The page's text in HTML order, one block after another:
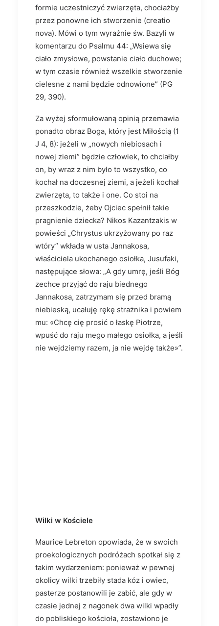
formie uczestniczyć zwierzęta, chociażby
przez ponowne ich stworzenie (creatio
nova). Mówi o tym wyraźnie św. Bazyli w
komentarzu do Psalmu 44: „Wsiewa się
ciało zmysłowe, powstanie ciało duchowe;
w tym czasie również wszelkie stworzenie
cielesne z nami będzie odnowione” (PG
29, 390).
Za wyżej sformułowaną opinią przemawia
ponadto obraz Boga, który jest Miłością (1
J 4, 8): jeżeli w „nowych niebiosach i
nowej ziemi” będzie człowiek, to chciałby
on, by wraz z nim było to wszystko, co
kochał na doczesnej ziemi, a jeżeli kochał
zwierzęta, to także i one. Co stoi na
przeszkodzie, żeby Ojciec spełnił takie
pragnienie dziecka? Nikos Kazantzakis w
powieści „Chrystus ukrzyżowany po raz
wtóry” wkłada w usta Jannakosa,
właściciela ukochanego osiołka, Jusufaki,
następujące słowa: „A gdy umrę, jeśli Bóg
zechce przyjąć do raju biednego
Jannakosa, zatrzy­mam się przed bramą
niebieską, ucałuję rękę strażnika i powiem
mu: «Chcę cię prosić o łaskę Piotrze,
wpuść do raju mego małego osiołka, a jeśli
nie wejdziemy razem, ja nie wejdę także»”.
Wilki w Kościele
Maurice Lebreton opowiada, że w swoich
proekologicznych podróżach spotkał się z
takim wydarzeniem: ponieważ w pewnej
okolicy wilki trzebiły stada kóz i owiec,
pasterze postanowili je zabić, ale gdy w
czasie jednej z nagonek dwa wilki wpadły
do pobliskiego kościoła, zostawiono je